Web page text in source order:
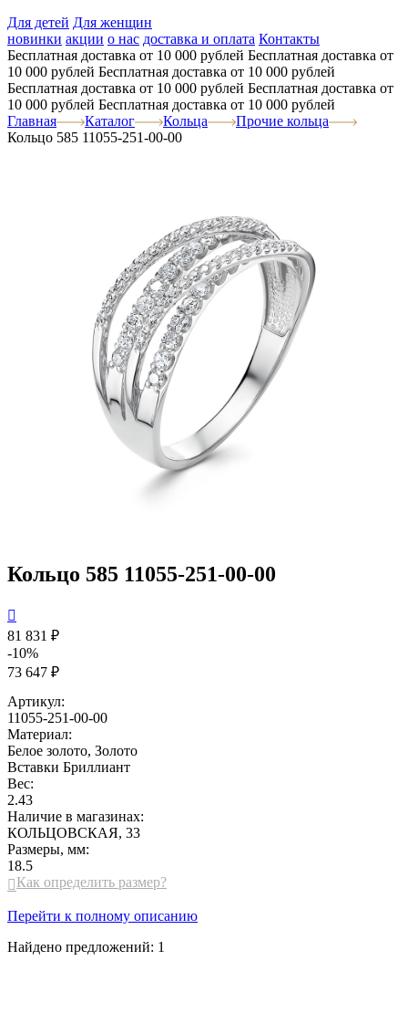
Для детей Для женщин
новинки акции о нас доставка и оплата Контакты
Бесплатная доставка от 10 000 рублей Бесплатная доставка от
10 000 рублей Бесплатная доставка от 10 000 рублей
Бесплатная доставка от 10 000 рублей Бесплатная доставка от
10 000 рублей Бесплатная доставка от 10 000 рублей
Главная
Каталог Кольца
Прочие кольца
Кольцо 585 11055-251-00-00
Кольцо 585 11055-251-00-00

81 831 ₽
-10%
73 647 ₽
Артикул:
11055-251-00-00
Материал:
Белое золото, Золото
Вставки Бриллиант
Вес:
2.43
Наличие в магазинах:
КОЛЬЦОВСКАЯ, 33
Размеры, мм:
18.5
 Как определить размер?
Перейти к полному описанию
Найдено предложений: 1